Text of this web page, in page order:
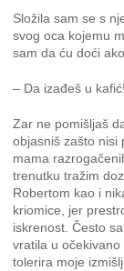
Složila sam se s
svog oca kojemu
sam da ću doći
– Da izađeš u
Zar ne pomišljaš
objasniš zašto nisi
mama
trenutku tražim
Robertom kao i
kriomice, jer
iskrenost. Često
vratila u
tolerira moje